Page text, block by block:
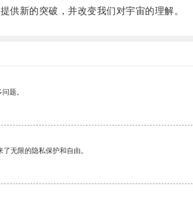
新的突破，并改变我们对宇宙的理解。
题。
无限的隐私保护和自由。